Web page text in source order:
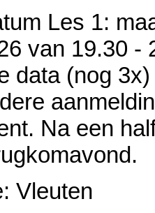
Les 1:
van 19.30 -
data (nog
Na een
Vleuten